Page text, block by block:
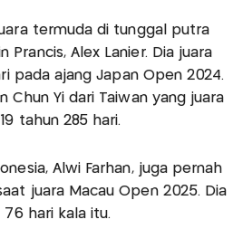
termuda di tunggal putra
Prancis, Alex Lanier. Dia juara
pada ajang Japan Open 2024.
Chun Yi dari Taiwan yang juara
tahun 285 hari.
Alwi Farhan, juga pernah
juara Macau Open 2025. Dia
76 hari kala itu.